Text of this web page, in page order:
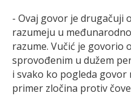
- Ovaj govor je drugačuji
razumeju u
razume. Vučić je govorio
sprovođenim u dužem
i svako ko pogleda govor
primer zločina protiv